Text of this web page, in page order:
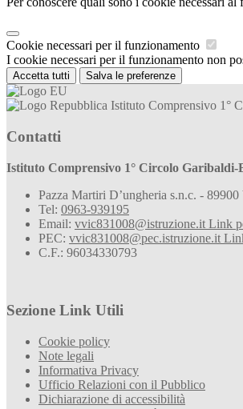
Cookie necessari per il funzionamento
I cookie necessari per il funzionamento non
Accetta tutti Salva le preferenze
Istituto Comprensivo 1°
Contatti
Istituto Comprensivo 1° Circolo Garibaldi-
Pazza Martiri D’ungheria s.n.c. -
Tel: 0963-939195
Email: vvic831008@istruzione.it Link
PEC: vvic831008@pec.istruzione.it
C.F.: 96034330793
Sezione Link Utili
Cookie policy
Note legali
Informativa Privacy
Ufficio Relazioni con il Pubblico
Dichiarazione di accessibilità